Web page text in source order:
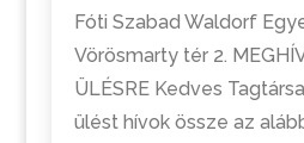
Fóti Szabad Waldorf
Vörösmarty tér 2.
ÜLÉSRE Kedves
ülést hívok össze az